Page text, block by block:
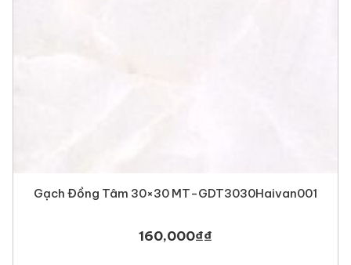
Gạch Đồng Tâm 30×30 MT-GDT3030Haivan001
160,000₫₫